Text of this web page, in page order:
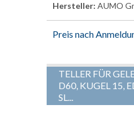
Hersteller: AUMO
Preis nach
TELLER FÜR
D60, KUGEL 15,
SL...